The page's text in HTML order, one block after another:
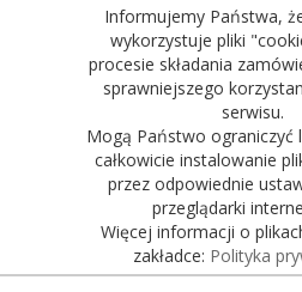
Informujemy Państwa,
wykorzystuje pliki
procesie składania
sprawniejszego
serwisu.
Mogą Państwo ograniczyć
całkowicie instalowanie
przez odpowiednie
przeglądarki
Więcej informacji o
zakładce: Polityka